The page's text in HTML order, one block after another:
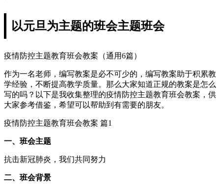
以元旦为主题的班会主题班会
疫情防控主题教育班会教案（通用6篇）
作为一名老师，编写教案是必不可少的，编写教案助于积累教
学经验，不断提高教学质量。那么大家知道正规的教案是怎么
写的吗？以下是我收集整理的疫情防控主题教育班会教案，供
大家参考借鉴，希望可以帮助到有需要的朋友。
疫情防控主题教育班会教案 篇1
一、班会主题
抗击新冠肺炎，我们共同努力
二、班会背景